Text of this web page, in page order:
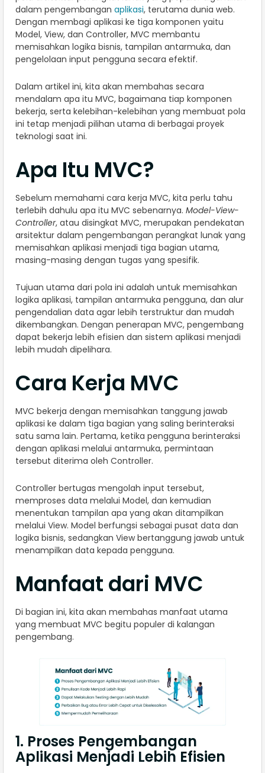
dalam pengembangan aplikasi, terutama dunia web.
Dengan membagi aplikasi ke tiga komponen yaitu
Model, View, dan Controller, MVC membantu
memisahkan logika bisnis, tampilan antarmuka, dan
pengelolaan input pengguna secara efektif.
Dalam artikel ini, kita akan membahas secara
mendalam apa itu MVC, bagaimana tiap komponen
bekerja, serta kelebihan-kelebihan yang membuat pola
ini tetap menjadi pilihan utama di berbagai proyek
teknologi saat ini.
Apa Itu MVC?
Sebelum memahami cara kerja MVC, kita perlu tahu
terlebih dahulu apa itu MVC sebenarnya. Model-View-
Controller, atau disingkat MVC, merupakan pendekatan
arsitektur dalam pengembangan perangkat lunak yang
memisahkan aplikasi menjadi tiga bagian utama,
masing-masing dengan tugas yang spesifik.
Tujuan utama dari pola ini adalah untuk memisahkan
logika aplikasi, tampilan antarmuka pengguna, dan alur
pengendalian data agar lebih terstruktur dan mudah
dikembangkan. Dengan penerapan MVC, pengembang
dapat bekerja lebih efisien dan sistem aplikasi menjadi
lebih mudah dipelihara.
Cara Kerja MVC
MVC bekerja dengan memisahkan tanggung jawab
aplikasi ke dalam tiga bagian yang saling berinteraksi
satu sama lain. Pertama, ketika pengguna berinteraksi
dengan aplikasi melalui antarmuka, permintaan
tersebut diterima oleh Controller.
Controller bertugas mengolah input tersebut,
memproses data melalui Model, dan kemudian
menentukan tampilan apa yang akan ditampilkan
melalui View. Model berfungsi sebagai pusat data dan
logika bisnis, sedangkan View bertanggung jawab untuk
menampilkan data kepada pengguna.
Manfaat dari MVC
Di bagian ini, kita akan membahas manfaat utama
yang membuat MVC begitu populer di kalangan
pengembang.
1. Proses Pengembangan
Aplikasi Menjadi Lebih Efisien